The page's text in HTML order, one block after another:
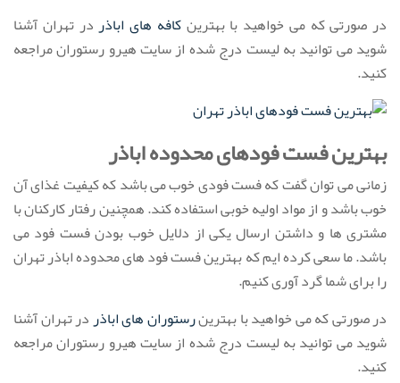
در صورتی که می خواهید با بهترینکافه های اباذردر تهران آشنا
شوید می توانید به لیست درج شده از سایت هیرو رستوران مراجعه
کنید.
بهترین فست فودهای محدوده اباذر
زمانی می توان گفت که فست فودی خوب می باشد که کیفیت غذای آن
خوب باشد و از مواد اولیه خوبی استفاده کند. همچنین رفتار کارکنان با
مشتری ها و داشتن ارسال یکی از دلایل خوب بودن فست فود می
باشد. ما سعی کرده ایم که بهترین فست فود های محدوده اباذر تهران
را برای شما گرد آوری کنیم.
در صورتی که می خواهید با بهترینرستوران های اباذردر تهران آشنا
شوید می توانید به لیست درج شده از سایت هیرو رستوران مراجعه
کنید.